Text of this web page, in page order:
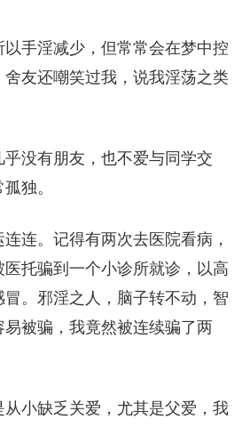
以手淫减少，但常常会在梦中控
友还嘲笑过我，说我淫荡之类
没有朋友，也不爱与同学交
独。
连。记得有两次去医院看病，
托骗到一个小诊所就诊，以高
。邪淫之人，脑子转不动，智
被骗，我竟然被连续骗了两
从小缺乏关爱，尤其是父爱，我